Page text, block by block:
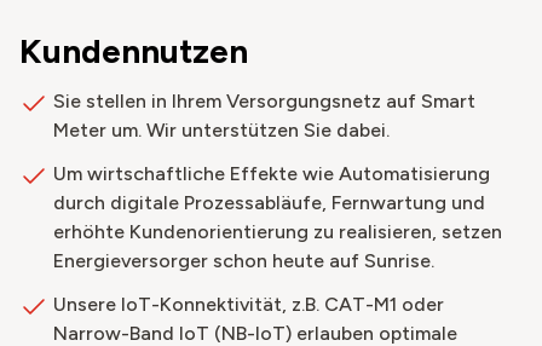
Kundennutzen
Sie stellen in Ihrem Versorgungsnetz auf Smart
Meter um. Wir unterstützen Sie dabei. ​
Um wirtschaftliche Effekte wie Automatisierung
durch digitale Prozessabläufe, Fernwartung und
erhöhte Kundenorientierung zu realisieren, setzen
Energieversorger schon heute auf Sunrise.
Unsere IoT-Konnektivität, z.B. CAT-M1 oder
Narrow-Band IoT (NB-IoT) erlauben optimale